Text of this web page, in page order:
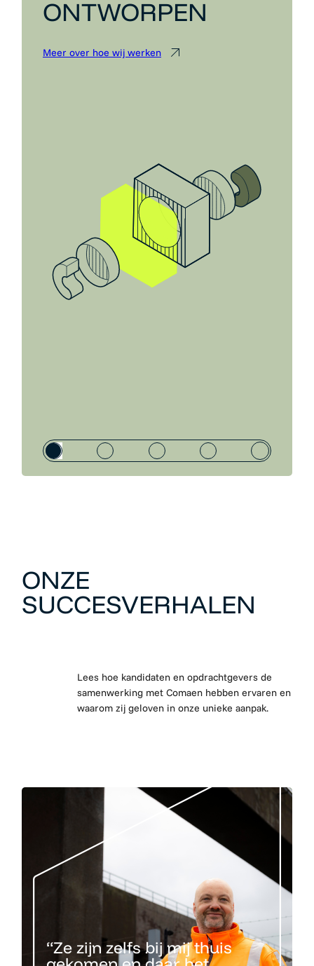
ONTWORPEN
Meer over hoe wij werken
ONZE
SUCCESVERHALEN
Lees hoe kandidaten en opdrachtgevers de
samenwerking met Comaen hebben ervaren en
waarom zij geloven in onze unieke aanpak.
“Ze zijn zelfs bij mij thuis